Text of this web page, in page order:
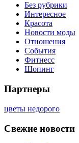
Без рубрики
Интересное
Красота
Новости моды
Отношения
События
Фитнесс
Шопинг
Партнеры
цветы недорого
Свежие новости